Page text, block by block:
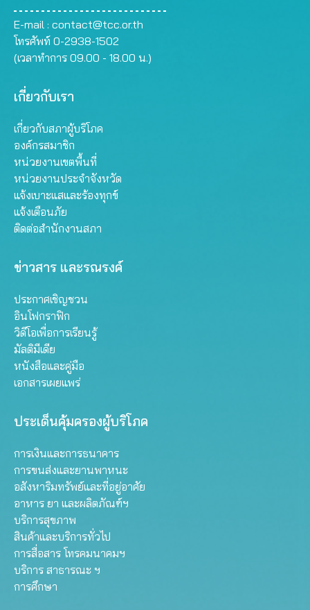
E-mail : contact@tcc.or.th
โทรศัพท์ 0-2938-1502
(เวลาทำการ 09.00 - 18.00 น.)
เกี่ยวกับเรา
เกี่ยวกับสภาผู้บริโภค
องค์กรสมาชิก
หน่วยงานเขตพื้นที่
หน่วยงานประจำจังหวัด
แจ้งเบาะแสและร้องทุกข์
แจ้งเตือนภัย
ติดต่อสำนักงานสภา
ข่าวสาร และรณรงค์
ประกาศเชิญชวน
อินโฟกราฟิก
วิดีโอเพื่อการเรียนรู้
มัลติมีเดีย
หนังสือและคู่มือ
เอกสารเผยแพร่
ประเด็นคุ้มครองผู้บริโภค
การเงินและการธนาคาร
การขนส่งและยานพาหนะ
อสังหาริมทรัพย์และที่อยู่อาศัย
อาหาร ยา และผลิตภัณฑ์ฯ
บริการสุขภาพ
สินค้าและบริการทั่วไป
การสื่อสาร โทรคมนาคมฯ
บริการ สาธารณะ ฯ
การศึกษา